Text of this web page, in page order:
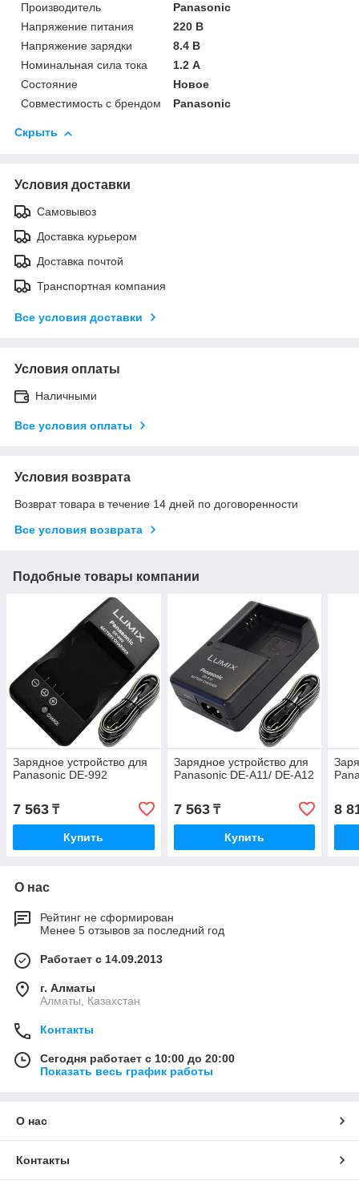
Производитель
Panasonic
Напряжение питания
220 В
Напряжение зарядки
8.4 В
Номинальная сила тока
1.2 А
Состояние
Новое
Совместимость с брендом
Panasonic
Скрыть
Условия доставки
Самовывоз
Доставка курьером
Доставка почтой
Транспортная компания
Все условия доставки
Условия оплаты
Наличными
Все условия оплаты
Условия возврата
Возврат товара в течение 14 дней по договоренности
Все условия возврата
Подобные товары компании
Зарядное устройство для
Panasonic DE-992
7 563 ₸
Купить
Зарядное устройство для
Panasonic DE-A11/ DE-A12
7 563₸
Купить
8
О нас
Рейтинг не сформирован
Менее 5 отзывов за последний год
Работает с 14.09.2013
г. Алматы
Алматы, Казахстан
Контакты
Сегодня работает с 10:00 до 20:00
Показать весь график работы
О нас
Контакты